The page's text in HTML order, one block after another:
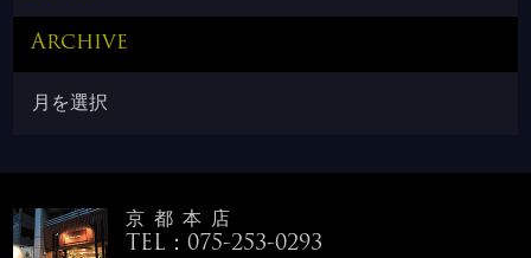
Archive
京都本店
TEL：075-253-0293